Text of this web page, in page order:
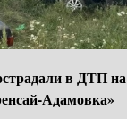
в ДТП на
Адамовка»